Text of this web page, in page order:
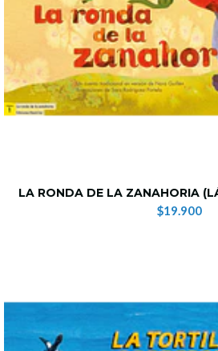
LA RONDA DE LA ZANAHORIA
$19.900